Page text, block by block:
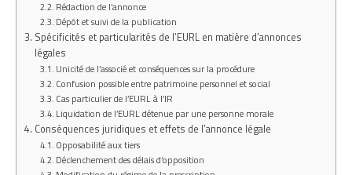
Rédaction de l’annonce
Dépôt et suivi de la publication
Spécificités et particularités de l’EURL en matière d’annonces
légales
Unicité de l’associé et conséquences sur la procédure
Confusion possible entre patrimoine personnel et social
Cas particulier de l’EURL à l’IR
Liquidation de l’EURL détenue par une personne morale
Conséquences juridiques et effets de l’annonce légale
Opposabilité aux tiers
Déclenchement des délais d’opposition